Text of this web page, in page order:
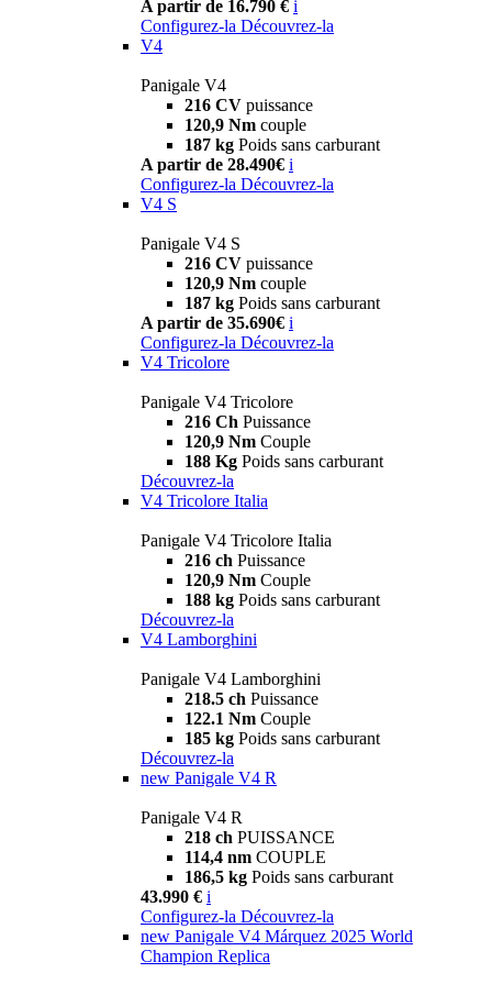
A partir de 16.790 € i
Configurez-la Découvrez-la
V4
Panigale V4
216 CV puissance
120,9 Nm couple
187 kg Poids sans carburant
A partir de 28.490€ i
Configurez-la Découvrez-la
V4 S
Panigale V4 S
216 CV puissance
120,9 Nm couple
187 kg Poids sans carburant
A partir de 35.690€ i
Configurez-la Découvrez-la
V4 Tricolore
Panigale V4 Tricolore
216 Ch Puissance
120,9 Nm Couple
188 Kg Poids sans carburant
Découvrez-la
V4 Tricolore Italia
Panigale V4 Tricolore Italia
216 ch Puissance
120,9 Nm Couple
188 kg Poids sans carburant
Découvrez-la
V4 Lamborghini
Panigale V4 Lamborghini
218.5 ch Puissance
122.1 Nm Couple
185 kg Poids sans carburant
Découvrez-la
new Panigale V4 R
Panigale V4 R
218 ch PUISSANCE
114,4 nm COUPLE
186,5 kg Poids sans carburant
43.990 € i
Configurez-la Découvrez-la
new Panigale V4 Márquez 2025 World
Champion Replica